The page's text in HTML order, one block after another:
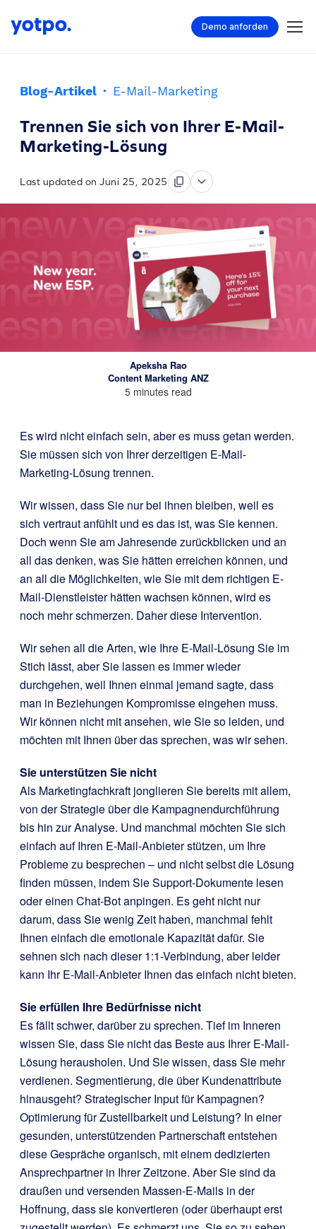
Demo anforden
Blog-Artikel · E-Mail-Marketing
Trennen Sie sich von Ihrer E-Mail-
Marketing-Lösung
Last updated on Juni 25, 2025
Apeksha Rao
Content Marketing ANZ
5 minutes read
Es wird nicht einfach sein, aber es muss getan werden.
Sie müssen sich von Ihrer derzeitigen E-Mail-
Marketing-Lösung trennen.
Wir wissen, dass Sie nur bei ihnen bleiben, weil es
sich vertraut anfühlt und es das ist, was Sie kennen.
Doch wenn Sie am Jahresende zurückblicken und an
all das denken, was Sie hätten erreichen können, und
an all die Möglichkeiten, wie Sie mit dem richtigen E-
Mail-Dienstleister hätten wachsen können, wird es
noch mehr schmerzen. Daher diese Intervention.
Wir sehen all die Arten, wie Ihre E-Mail-Lösung Sie im
Stich lässt, aber Sie lassen es immer wieder
durchgehen, weil Ihnen einmal jemand sagte, dass
man in Beziehungen Kompromisse eingehen muss.
Wir können nicht mit ansehen, wie Sie so leiden, und
möchten mit Ihnen über das sprechen, was wir sehen.
Sie unterstützen Sie nicht
Als Marketingfachkraft jonglieren Sie bereits mit allem,
von der Strategie über die Kampagnendurchführung
bis hin zur Analyse. Und manchmal möchten Sie sich
einfach auf Ihren E-Mail-Anbieter stützen, um Ihre
Probleme zu besprechen – und nicht selbst die Lösung
finden müssen, indem Sie Support-Dokumente lesen
oder einen Chat-Bot anpingen. Es geht nicht nur
darum, dass Sie wenig Zeit haben, manchmal fehlt
Ihnen einfach die emotionale Kapazität dafür. Sie
sehnen sich nach dieser 1:1-Verbindung, aber leider
kann Ihr E-Mail-Anbieter Ihnen das einfach nicht bieten.
Sie erfüllen Ihre Bedürfnisse nicht
Es fällt schwer, darüber zu sprechen. Tief im Inneren
wissen Sie, dass Sie nicht das Beste aus Ihrer E-Mail-
Lösung herausholen. Und Sie wissen, dass Sie mehr
verdienen. Segmentierung, die über Kundenattribute
hinausgeht? Strategischer Input für Kampagnen?
Optimierung für Zustellbarkeit und Leistung? In einer
gesunden, unterstützenden Partnerschaft entstehen
diese Gespräche organisch, mit einem dedizierten
Ansprechpartner in Ihrer Zeitzone. Aber Sie sind da
draußen und versenden Massen-E-Mails in der
Hoffnung, dass sie konvertieren (oder überhaupt erst